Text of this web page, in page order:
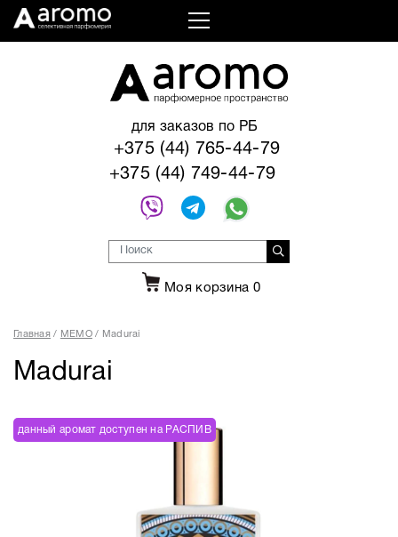
для заказов по РБ
+375 (44) 765-44-79
+375 (44) 749-44-79
Моя корзина 0
Главная MEMO Madurai
Madurai
данный аромат доступен на РАСПИВ